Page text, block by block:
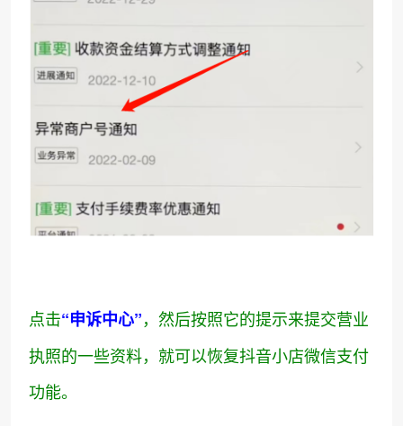
点击“申诉中心”，然后按照它的提示来提交营业
执照的一些资料，就可以恢复抖音小店微信支付
功能。